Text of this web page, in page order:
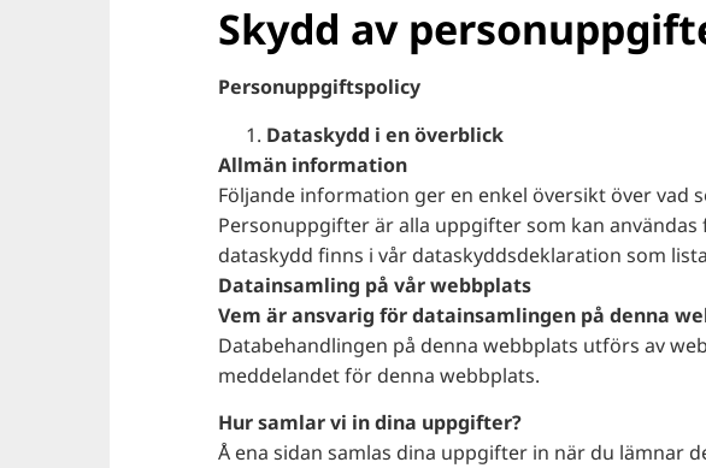
Skydd av
Personuppgiftspolicy
Dataskydd i en överblick
Allmän information
Följande information ger en enkel översikt över
Personuppgifter är alla uppgifter som kan
dataskydd finns i vår dataskyddsdeklaration som
Datainsamling på vår webbplats
Vem är ansvarig för datainsamlingen på denna
Databehandlingen på denna webbplats utförs av
meddelandet för denna webbplats.
Hur samlar vi in dina uppgifter?
Å ena sidan samlas dina uppgifter in när du lämnar